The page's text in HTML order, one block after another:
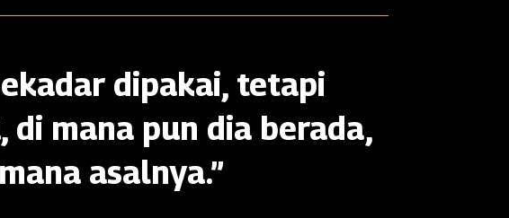
dipakai, tetapi
mana pun dia berada,
asalnya.”